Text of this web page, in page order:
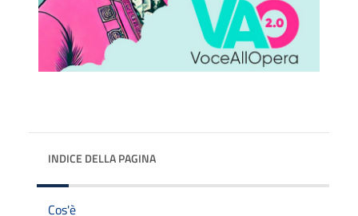
INDICE DELLA PAGINA
Cos'è